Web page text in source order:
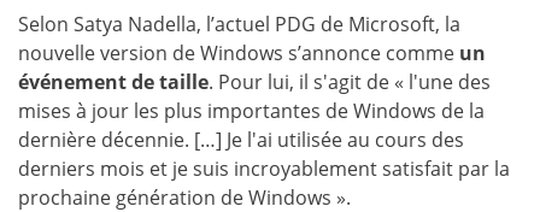
Selon Satya Nadella, l’actuel PDG de Microsoft, la
nouvelle version de Windows s’annonce comme un
événement de taille. Pour lui, il s'agit de « l'une des
mises à jour les plus importantes de Windows de la
dernière décennie. […] Je l'ai utilisée au cours des
derniers mois et je suis incroyablement satisfait par la
prochaine génération de Windows ».